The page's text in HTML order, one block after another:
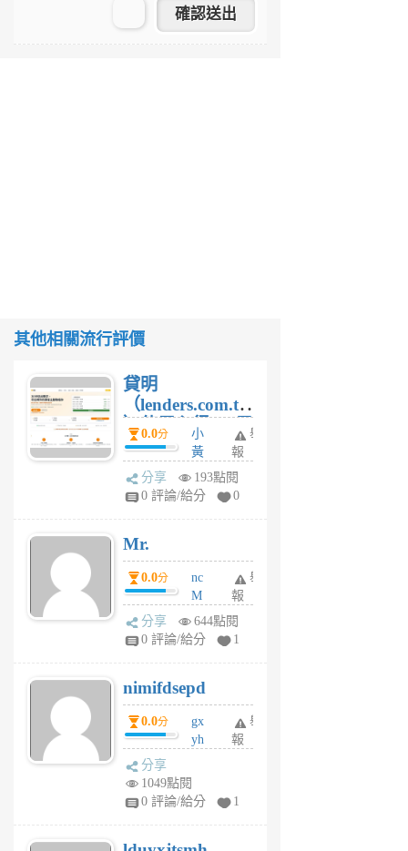
其他相關流行評價
貸明
（lenders.com.tw
）使用心得 — 民
間貸款比較平台
體驗
0.0分
小
黃
蜂
1
舉
報
分享
193點閱
0 評論/給分
0
Mr.
0.0分
nc
M
U
F
U
5
個
月
舉
報
分享
644點閱
0 評論/給分
1
nimifdsepd
0.0分
gx
yh
jl
舉
報
分享
1049點閱
0 評論/給分
1